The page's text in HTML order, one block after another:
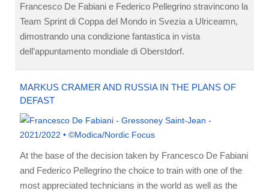
Francesco De Fabiani e Federico Pellegrino stravincono la
Team Sprint di Coppa del Mondo in Svezia a Ulriceamn,
dimostrando una condizione fantastica in vista
dell’appuntamento mondiale di Oberstdorf.
MARKUS CRAMER AND RUSSIA IN THE PLANS OF
DEFAST
At the base of the decision taken by Francesco De Fabiani
and Federico Pellegrino the choice to train with one of the
most appreciated technicians in the world as well as the